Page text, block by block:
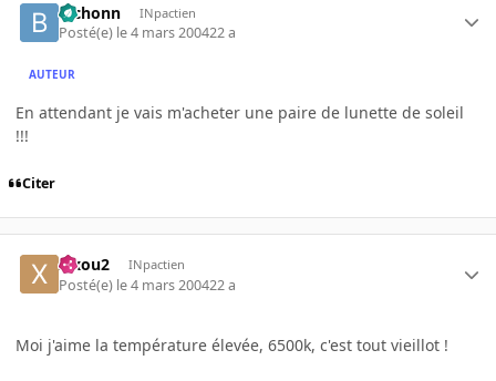
bichonn INpactien
Posté(e) le 4 mars 200422 a
AUTEUR
En attendant je vais m'acheter une paire de lunette de soleil
!!!
Citer
xixou2 INpactien
Posté(e) le 4 mars 200422 a
Moi j'aime la température élevée, 6500k, c'est tout vieillot !